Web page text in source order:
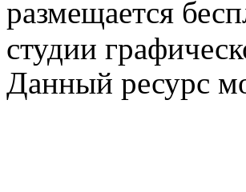
размещается
студии
Данный ресурс